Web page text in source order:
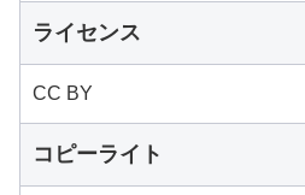
ライセンス
CC BY
コピーライト